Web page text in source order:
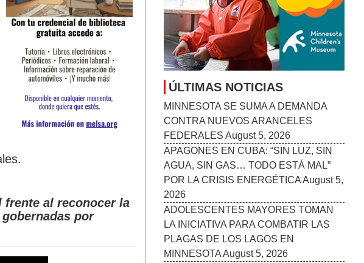
frente al reconocer la
por
APAGONES EN CUBA: “SIN LUZ, SIN
AGUA, SIN GAS… TODO ESTÁ MAL”
POR LA CRISIS ENERGÉTICAAugust 5,
2026
ADOLESCENTES MAYORES TOMAN
LA INICIATIVA PARA COMBATIR LAS
PLAGAS DE LOS LAGOS EN
MINNESOTA August 5, 2026
DETENCIÓN DE MIGRANTES EN
EEUU ALCANZA SU PUNTO MÁS ALTO
DURANTE EL GOBIERNO DE TRUMP
August 5, 2026